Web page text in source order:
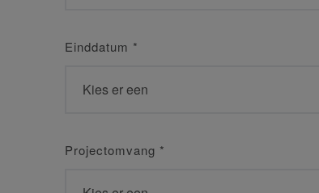
Einddatum *
Projectomvang *